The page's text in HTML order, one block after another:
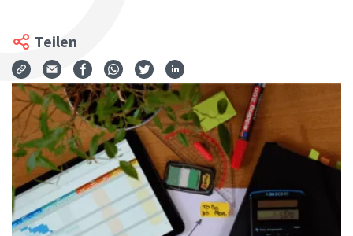
Teilen
Teilen
Via Mail teilen
Auf Facebook teilen
Auf WhatsApp teilen
Auf Twitter teilen
Auf LinkedIn teilen